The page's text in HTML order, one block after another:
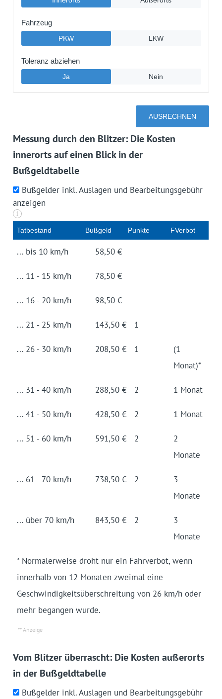
Messung durch den Blitzer: Die Kosten
innerorts auf einen Blick in der
Bußgeldtabelle
Bußgelder inkl. Auslagen und Bearbeitungsgebühr
anzeigen
i
Tat­be­stand Buß­geld Punk­te FVerbot
... bis 10 km/h 58,50 €
... 11 - 15 km/h 78,50 €
... 16 - 20 km/h 98,50 €
... 21 - 25 km/h 143,50 € 1
... 26 - 30 km/h 208,50 € 1
(1
Monat)*
... 31 - 40 km/h 288,50 € 2 1 Monat
... 41 - 50 km/h 428,50 € 2 1 Monat
... 51 - 60 km/h 591,50 € 2
2
Monate
... 61 - 70 km/h 738,50 € 2
3
Monate
... über 70 km/h 843,50 € 2
3
Monate
* Normalerweise droht nur ein Fahrverbot, wenn
innerhalb von 12 Monaten zweimal eine
Geschwindigkeitsüberschreitung von 26 km/h oder
mehr begangen wurde.
Vom Blitzer überrascht: Die Kosten außerorts
in der Bußgeldtabelle
Bußgelder inkl. Auslagen und Bearbeitungsgebühr